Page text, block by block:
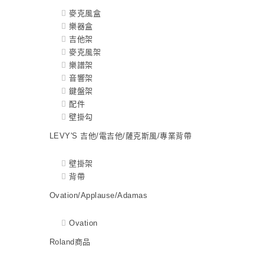
麥克風盒
樂器盒
吉他架
麥克風架
樂譜架
音響架
鍵盤架
配件
壁掛勾
LEVY'S 吉他/電吉他/薩克斯風/專業背帶
壁掛架
背帶
Ovation/Applause/Adamas
Ovation
Roland商品